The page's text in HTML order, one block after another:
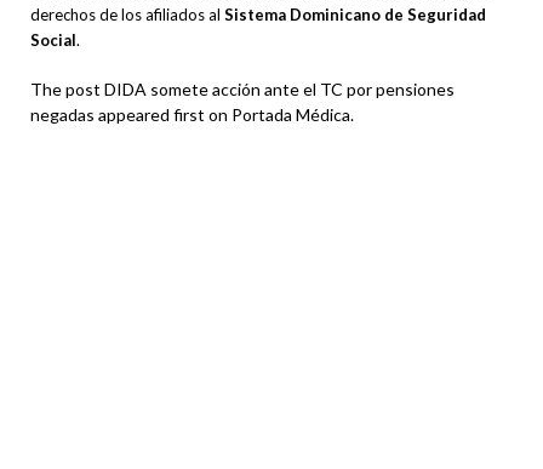
derechos de los afiliados al Sistema Dominicano de Seguridad
Social.
The post DIDA somete acción ante el TC por pensiones
negadas appeared first on Portada Médica.